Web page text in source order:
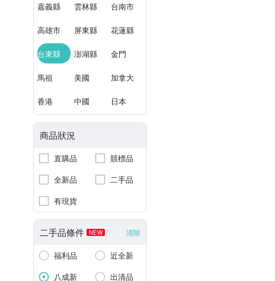
嘉義縣 雲林縣 台南市
高雄市 屏東縣 花蓮縣
台東縣 澎湖縣 金門
馬祖 美國 加拿大
香港 中國 日本
商品狀況
直購品
競標品
全新品
二手品
有現貨
二手品條件 NEW 清除
福利品
近全新
八成新
出清品